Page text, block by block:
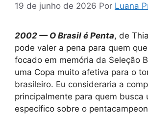
19 de junho de 2026 Por Luana
2002 — O Brasil é Penta, de
pode valer a pena para quem
focado em memória da Seleção
uma Copa muito afetiva para o
brasileiro. Eu consideraria a
principalmente para quem busca
específico sobre o